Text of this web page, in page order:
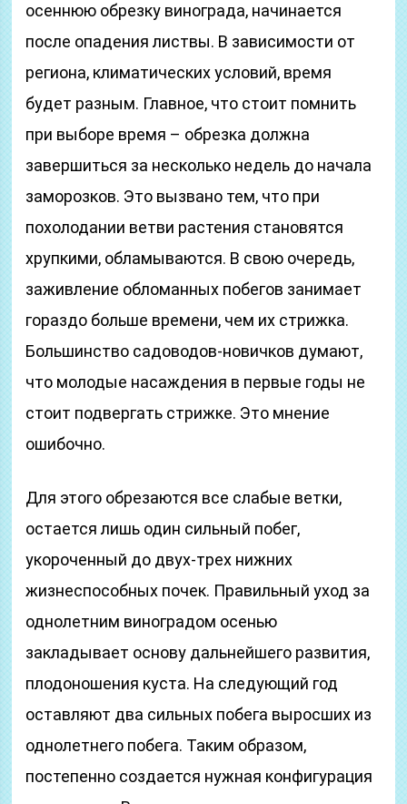
осеннюю обрезку винограда, начинается
после опадения листвы. В зависимости от
региона, климатических условий, время
будет разным. Главное, что стоит помнить
при выборе время – обрезка должна
завершиться за несколько недель до начала
заморозков. Это вызвано тем, что при
похолодании ветви растения становятся
хрупкими, обламываются. В свою очередь,
заживление обломанных побегов занимает
гораздо больше времени, чем их стрижка.
Большинство садоводов-новичков думают,
что молодые насаждения в первые годы не
стоит подвергать стрижке. Это мнение
ошибочно.
Для этого обрезаются все слабые ветки,
остается лишь один сильный побег,
укороченный до двух-трех нижних
жизнеспособных почек. Правильный уход за
однолетним виноградом осенью
закладывает основу дальнейшего развития,
плодоношения куста. На следующий год
оставляют два сильных побега выросших из
однолетнего побега. Таким образом,
постепенно создается нужная конфигурация